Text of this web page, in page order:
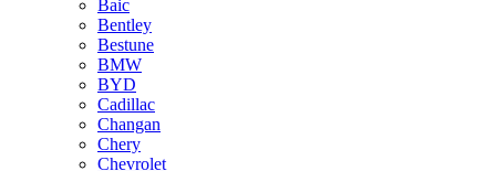
Baic
Bentley
Bestune
BMW
BYD
Cadillac
Changan
Chery
Chevrolet